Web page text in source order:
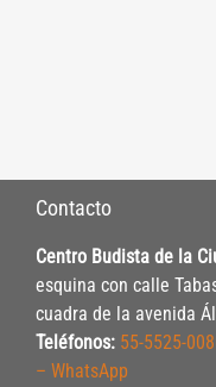
Contacto
Centro Budista de la
esquina con calle
cuadra de la avenida
Teléfonos: 55-5525-
– WhatsApp